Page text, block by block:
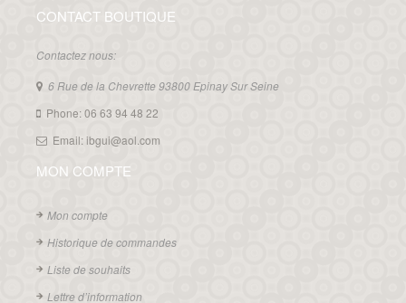
CONTACT BOUTIQUE
Contactez nous:
6 Rue de la Chevrette 93800 Epinay Sur Seine
Phone: 06 63 94 48 22
Email: ibgui@aol.com
MON COMPTE
Mon compte
Historique de commandes
Liste de souhaits
Lettre d’information